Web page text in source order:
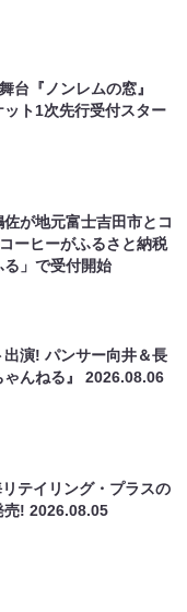
台『ノンレムの窓』
ト1次先行受付スター
が地元富士吉田市とコ
ーヒーがふるさと納税
」で受付開始
演! パンサー向井＆長
ゃんねる』2026.08.06
テイリング・プラスの
売!2026.08.05